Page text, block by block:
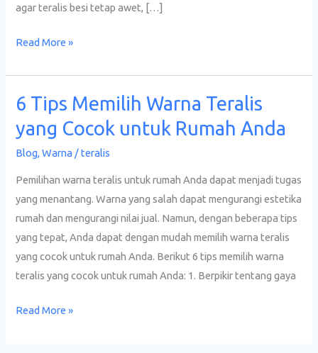
agar teralis besi tetap awet, […]
Read More »
6 Tips Memilih Warna Teralis
yang Cocok untuk Rumah Anda
Blog,Warna /teralis
Pemilihan warna teralis untuk rumah Anda dapat menjadi tugas
yang menantang. Warna yang salah dapat mengurangi estetika
rumah dan mengurangi nilai jual. Namun, dengan beberapa tips
yang tepat, Anda dapat dengan mudah memilih warna teralis
yang cocok untuk rumah Anda. Berikut 6 tips memilih warna
teralis yang cocok untuk rumah Anda: 1. Berpikir tentang gaya
6
Memilih
Warna
Teralis
yang
Cocok
untuk
Rumah
Anda
Read More »